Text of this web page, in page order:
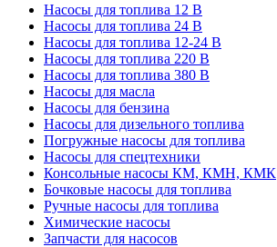
Насосы для топлива 12 В
Насосы для топлива 24 В
Насосы для топлива 12-24 В
Насосы для топлива 220 В
Насосы для топлива 380 В
Насосы для масла
Насосы для бензина
Насосы для дизельного топлива
Погружные насосы для топлива
Насосы для спецтехники
Консольные насосы КМ, КМН, КМК
Бочковые насосы для топлива
Ручные насосы для топлива
Химические насосы
Запчасти для насосов